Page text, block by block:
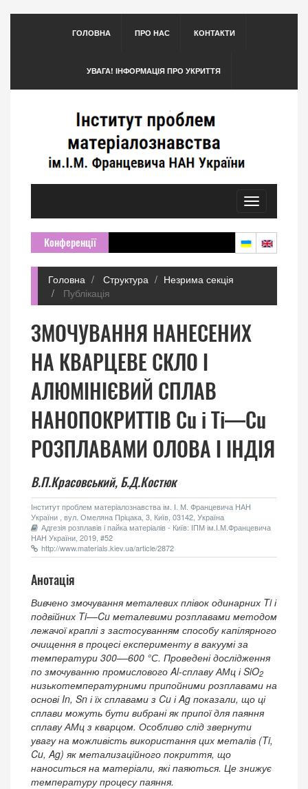
ГОЛОВНА ПРО НАС КОНТАКТИ
УВАГА! ІНФОРМАЦІЯ ПРО УКРИТТЯ
Toggle
navigation
Конференції
Головна Структура
Незрима секція
Публікація
ЗМОЧУВАННЯ НАНЕСЕНИХ
НА КВАРЦЕВЕ СКЛО І
АЛЮМІНІЄВИЙ СПЛАВ
НАНОПОКРИТТІВ Cu і Ti—Cu
РОЗПЛАВАМИ ОЛОВА І ІНДІЯ
В.П.Красовський, Б.Д.Костюк
Інститут проблем матеріалознавства ім. І. М. Францевича НАН
України , вул. Омеляна Пріцака, 3, Київ, 03142, Україна
Адгезія розплавів і пайка матеріалів - Київ: ІПМ ім.І.М.Францевича
НАН України, 2019, #52
http://www.materials.kiev.ua/article/2872
Анотація
Вивчено змочування металевих плівок одинарних Ti і
подвійних Ti––Cu металевими розплавами методом
лежачої краплі з застосуванням способу капілярного
очищення в процесі експерименту в вакуумі за
температури 300––600 °С. Проведені дослідження
по змочуванню промислового Al-сплаву АМц і SiO2
низькотемпературними припойними розплавами на
основі In, Sn і їх сплавами з Cu і Ag показали, що ці
сплави можуть бути вибрані як припої для паяння
сплаву АМц з кварцом. Особливо слід звернути
увагу на можливість використання цих металів (Ti,
Cu, Ag) як метализаційного покриття, що
наноситься на матеріали, які паяються. Це знижує
температуру процесу паяння.